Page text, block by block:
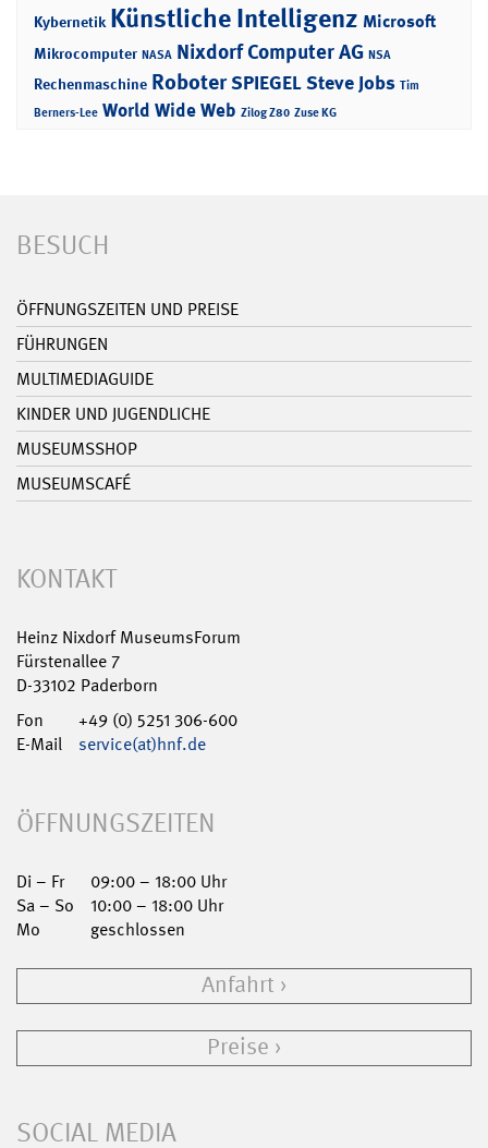
Kybernetik Künstliche Intelligenz Microsoft
Mikrocomputer NASA Nixdorf Computer AG NSA
Rechenmaschine RoboterSPIEGELSteve Jobs Tim
Berners-Lee World Wide Web Zilog Z80 Zuse KG
BESUCH
ÖFFNUNGSZEITEN UND PREISE
FÜHRUNGEN
MULTIMEDIAGUIDE
KINDER UND JUGENDLICHE
MUSEUMSSHOP
MUSEUMSCAFÉ
KONTAKT
Heinz Nixdorf MuseumsForum
Fürstenallee 7
D-33102 Paderborn
Fon
+49 (0) 5251 306-600
E-Mail
service(at)hnf.de
ÖFFNUNGSZEITEN
Di – Fr
09:00 – 18:00 Uhr
Sa – So
10:00 – 18:00 Uhr
Mo
geschlossen
Anfahrt
Preise
SOCIAL MEDIA